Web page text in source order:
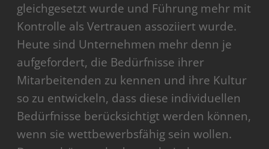
gleichgesetzt wurde und Führung mehr mit
Kontrolle als Vertrauen assoziiert wurde.
Heute sind Unternehmen mehr denn je
aufgefordert, die Bedürfnisse ihrer
Mitarbeitenden zu kennen und ihre Kultur
so zu entwickeln, dass diese individuellen
Bedürfnisse berücksichtigt werden können,
wenn sie wettbewerbsfähig sein wollen.